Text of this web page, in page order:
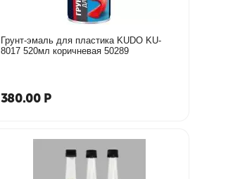
Грунт-эмаль для пластика KUDO KU-
8017 520мл коричневая 50289
380.00 Р